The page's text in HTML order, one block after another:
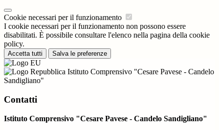
Cookie necessari per il funzionamento
I cookie necessari per il funzionamento non possono essere
disabilitati. È possibile consultare l'elenco nella pagina della cookie
policy.
Accetta tutti Salva le preferenze
Istituto Comprensivo "Cesare Pavese - Candelo
Sandigliano"
Contatti
Istituto Comprensivo "Cesare Pavese - Candelo Sandigliano"